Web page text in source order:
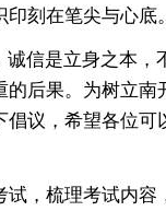
刻在笔尖与心底。
信是立身之本，
的后果。为树立南
倡议，希望各位可
，梳理考试内容